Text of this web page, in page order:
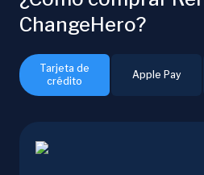
ChangeHero?
Tarjeta de
crédito
Apple Pay